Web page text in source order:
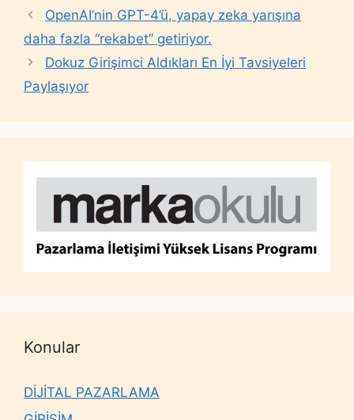
OpenAI’nin GPT-4’ü, yapay zeka yarışına
daha fazla “rekabet” getiriyor.
Dokuz Girişimci Aldıkları En İyi Tavsiyeleri
Paylaşıyor
Konular
DİJİTAL PAZARLAMA